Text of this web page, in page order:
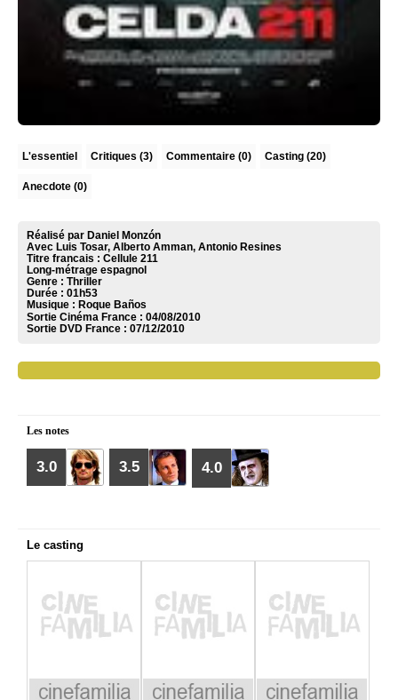
L'essentiel Critiques (3) Commentaire (0) Casting (20)
Anecdote (0)
Réalisé par Daniel Monzón
Avec Luis Tosar, Alberto Amman, Antonio Resines
Titre francais : Cellule 211
Long-métrage espagnol
Genre : Thriller
Durée : 01h53
Musique : Roque Baños
Sortie Cinéma France : 04/08/2010
Sortie DVD France : 07/12/2010
Les notes
3.0 3.5 4.0
Le casting